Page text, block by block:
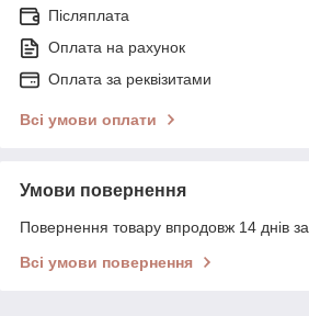
Післяплата
Оплата на рахунок
Оплата за реквізитами
Всі умови оплати
Умови повернення
Повернення товару впродовж 14 днів
Всі умови повернення